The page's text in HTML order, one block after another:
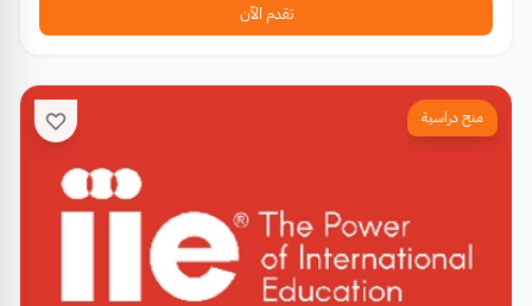
تقدم الآن
منح دراسية